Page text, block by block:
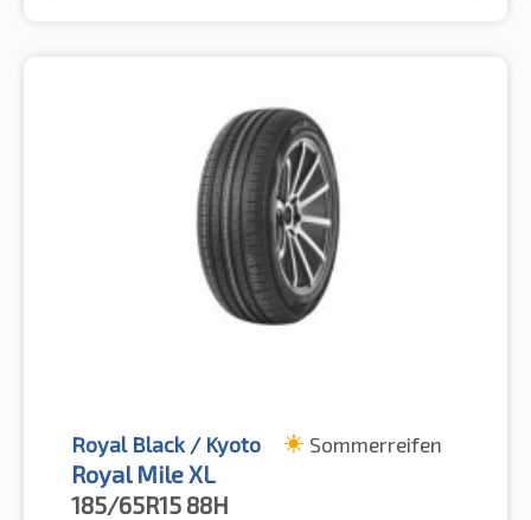
Royal Black / Kyoto Sommerreifen
Royal Mile XL
185/65R15 88H